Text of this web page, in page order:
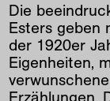
Die
Esters geben
der 1920er
Eigenheiten,